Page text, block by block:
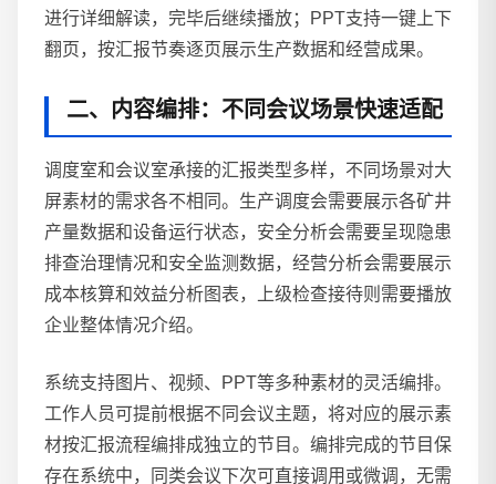
进行详细解读，完毕后继续播放；PPT支持一键上下
翻页，按汇报节奏逐页展示生产数据和经营成果。
二、内容编排：不同会议场景快速适配
调度室和会议室承接的汇报类型多样，不同场景对大
屏素材的需求各不相同。生产调度会需要展示各矿井
产量数据和设备运行状态，安全分析会需要呈现隐患
排查治理情况和安全监测数据，经营分析会需要展示
成本核算和效益分析图表，上级检查接待则需要播放
企业整体情况介绍。
系统支持图片、视频、PPT等多种素材的灵活编排。
工作人员可提前根据不同会议主题，将对应的展示素
材按汇报流程编排成独立的节目。编排完成的节目保
存在系统中，同类会议下次可直接调用或微调，无需